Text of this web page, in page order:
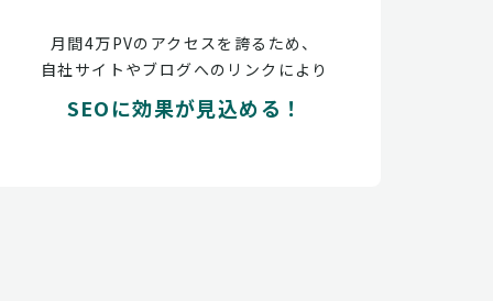
月間4万PVのアクセスを誇るため、
自社サイトやブログへのリンクにより
SEOに効果が見込める！